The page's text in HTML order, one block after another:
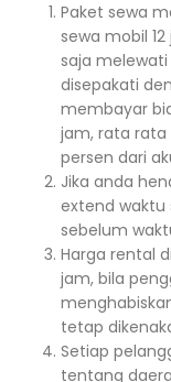
Paket sewa
sewa mobil
saja
disepakati
membayar
jam, rata rata
persen dari
Jika anda
extend waktu
sebelum
Harga rental
jam, bila
tetap
Setiap
tentang